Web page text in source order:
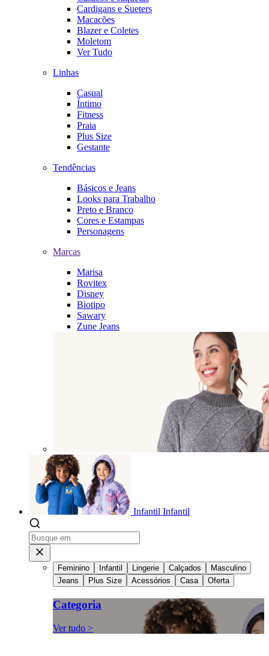
Cardigans e Sueters
Macacões
Blazer e Coletes
Moletom
Ver Tudo
Linhas
Casual
Íntimo
Fitness
Praia
Plus Size
Gestante
Tendências
Básicos e Jeans
Looks para Trabalho
Preto e Branco
Cores e Estampas
Personagens
Marcas
Marisa
Rovitex
Disney
Biotipo
Sawary
Zune Jeans
Infantil Infantil
Feminino Infantil Lingerie Calçados
Masculino
Jeans
Plus Size Acessórios Casa Oferta
Categoria
Ver tudo >